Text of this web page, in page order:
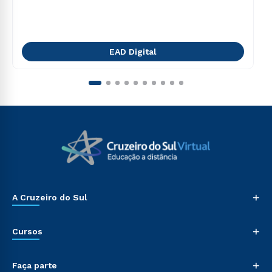
EAD Digital
A Cruzeiro do Sul +
Cursos +
Faça parte +